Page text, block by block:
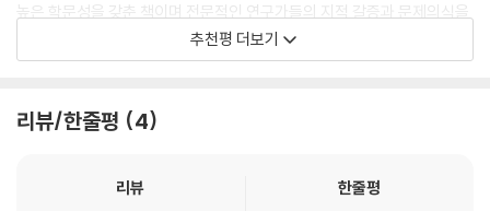
높은 학문성을 갖춘 책이며 전문적인 연구가들의 지적 갈증과 문제의식을
충분히 의식하면서 쓰인 주석서이다. 출애굽기에서 예수님의 십자가 죽음
과 부활의 예표들을 찾아내는 구속사적 구약 해석에 익숙한 독자들에게 갈
틀에서 어떤 역할을 하는가를 잘 보여 준다.”
추천평 더보기
리뷰/한줄평 4
리뷰 한줄평